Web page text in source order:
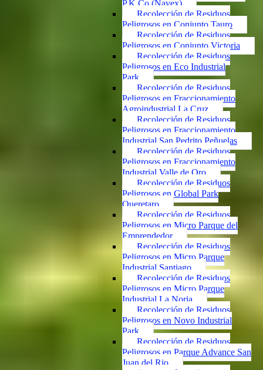
P.K.Co (Navex)
Recolección de Residuos
Peligrosos en Conjunto Tauro
Recolección de Residuos
Peligrosos en Conjunto Victoria
Recolección de Residuos
Peligrosos en Eco Industrial
Park
Recolección de Residuos
Peligrosos en Fraccionamiento
Agroindustrial La Cruz
Recolección de Residuos
Peligrosos en Fraccionamiento
Industrial San Pedrito Peñuelas
Recolección de Residuos
Peligrosos en Fraccionamiento
Industrial Valle de Oro
Recolección de Residuos
Peligrosos en Global Park
Queretaro
Recolección de Residuos
Peligrosos en Micro Parque del
Emprendedor
Recolección de Residuos
Peligrosos en Micro Parque
Industrial Santiago
Recolección de Residuos
Peligrosos en Micro Parque
Industrial La Noria
Recolección de Residuos
Peligrosos en Novo Industrial
Park
Recolección de Residuos
Peligrosos en Parque Advance San
Juan del Rio